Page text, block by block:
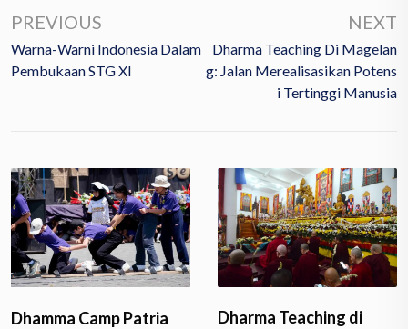
PREVIOUS
Warna-Warni Indonesia Dalam
Pembukaan STG XI
NEXT
Dharma Teaching Di Magelan
G: Jalan Merealisasikan Potens
I Tertinggi Manusia
Dhamma Camp Patria
Dharma Teaching di